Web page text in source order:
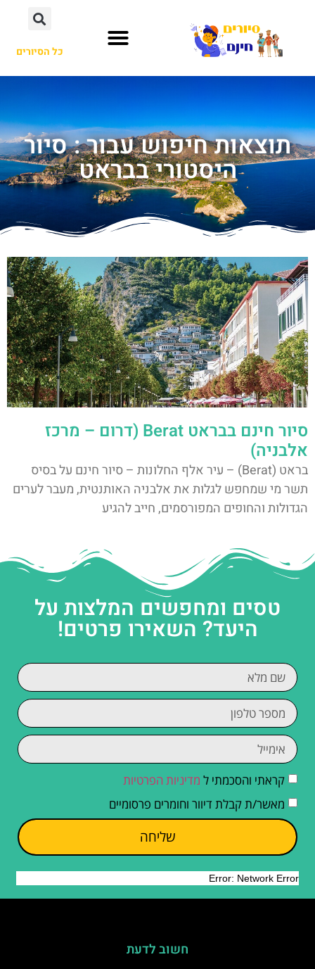
כל הסיורים
תוצאות חיפוש עבור : סיור
היסטורי בבראט
סיור חינם בבראט Berat (דרום – מרכז
אלבניה)
בראט (Berat) – עיר אלף החלונות – סיור חינם על בסיס
תשר מי שמחפש לגלות את אלבניה האותנטית, מעבר לערים
הגדולות והחופים המפורסמים, חייב להגיע
טסים ומחפשים המלצות על
היעד? השאירו פרטים!
קראתי והסכמתי ל מדיניות הפרטיות
מאשר/ת קבלת דיוור וחומרים פרסומיים
שליחה
חשוב לדעת